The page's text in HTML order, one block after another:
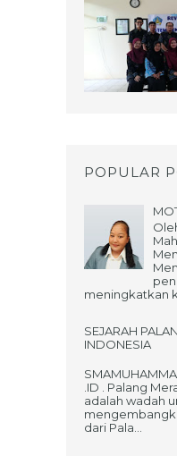
POPULAR
meningkatkan
SEJARAH
INDONESIA
.ID . Palang
adalah wadah
dari Pala...